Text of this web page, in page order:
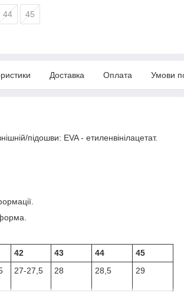
44 45
Доставка Оплата Умови
підошви: EVA - етиленвінілацетат.
42 43 44
45
27-27,5 28 28,5 29